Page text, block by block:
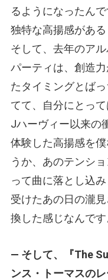
るようになったん
独特な高揚感があ
そして、去年のア
パーティは、創造
たタイミングとば
てて、自分にとっ
Jハーヴィー以来の
体験した高揚感を
うか、あのテンシ
って曲に落とし込
受けたあの日の瀧
換した感じなんです
— そして、『The
ンス・トーマスの